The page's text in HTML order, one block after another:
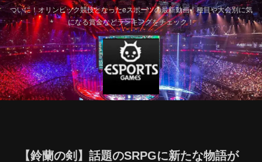
ついに！オリンピック競技となったeスポーツの最新動画！種目や大会別に気
になる賞金などランキングをチェック！
【鈴蘭の剣】話題のSRPGに新たな物語が